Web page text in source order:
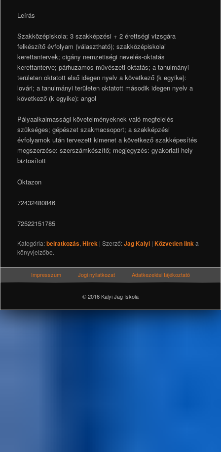
Leírás
Szakközépiskola; 3 szakképzési + 2 érettségi vizsgára
felkészítő évfolyam (választható); szakközépiskolai
kerettantervek; cigány nemzetiségi nevelés-oktatás
kerettanterve; párhuzamos művészeti oktatás; a tanulmányi
területen oktatott első idegen nyelv a következő (k egyike):
lovári; a tanulmányi területen oktatott második idegen nyelv a
következő (k egyike): angol
Pályaalkalmassági követelményeknek való megfelelés
szükséges; gépészet szakmacsoport; a szakképzési
évfolyamok után tervezett kimenet a következő szakképesítés
megszerzése: szerszámkészítő; megjegyzés: gyakorlati hely
biztosított
Oktazon
72432480846
72522151785
Kategória:beiratkozás, Hirek | Szerző:Jag Kalyi| Közvetlen linka
könyvjelzőbe.
Impresszum Jogi nyilatkozat Adatkezelési tájékoztató
© 2016 Kalyi Jag Iskola